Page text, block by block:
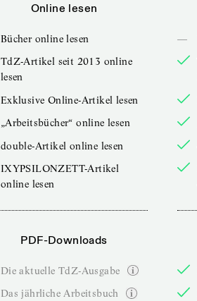
Online lesen
Bücher online lesen
TdZ-Artikel seit 2013 online
lesen
Exklusive Online-Artikel lesen
„Arbeitsbücher“ online lesen
double-Artikel online lesen
IXYPSILONZETT-Artikel
online lesen
PDF-Downloads
Die aktuelle TdZ-Ausgabe
Das jährliche Arbeitsbuch
—